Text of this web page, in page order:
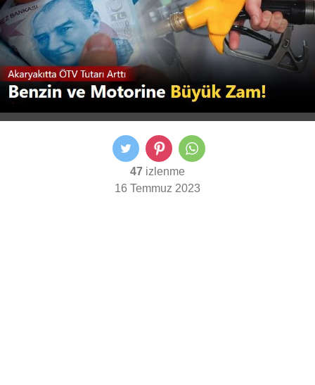
47 izlenme
16 Temmuz 2023